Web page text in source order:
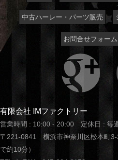
中古ハーレー・パーツ販売
お問合せフォーム
有限会社 IMファクトリー
営業時間 : 10:00 - 20:00 定休日 : 毎
〒221-0841 横浜市神奈川区松本町3-
で約10分）